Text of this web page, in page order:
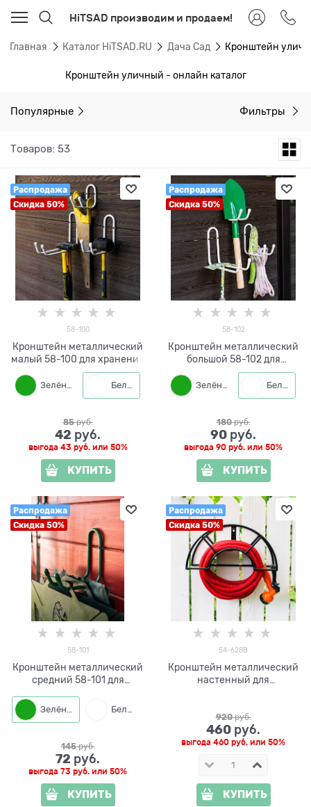
HiTSAD производим и продаем!
Главная Каталог HiTSAD.RU Дача Сад Кронштейн
Кронштейн уличный - онлайн каталог
Популярные Фильтры
Товаров: 53
Распродажа
Скидка 50%
58-100
Кронштейн металлический
малый 58-100 для хранения
садового инвентаря
Зелёный Белый Черный
85 руб.
42 руб.
выгода 43 руб.или 50%
КУПИТЬ
Распродажа
Скидка 50%
58-102
Кронштейн металлический
большой 58-102 для
хранения садового
инвентаря
Зелёный Белый
180 руб.
90 руб.
выгода 90 руб. или 50%
КУПИТЬ
Распродажа
Скидка 50%
58-101
Кронштейн металлический
средний 58-101 для
инвентаря
Зелёный Белый
145 руб.
72 руб.
выгода 73 руб. или 50%
КУПИТЬ
Распродажа
Скидка 50%
54-628B
Кронштейн металлический
настенный для
920 руб.
460 руб.
выгода 460 руб. или 50%
КУПИТЬ